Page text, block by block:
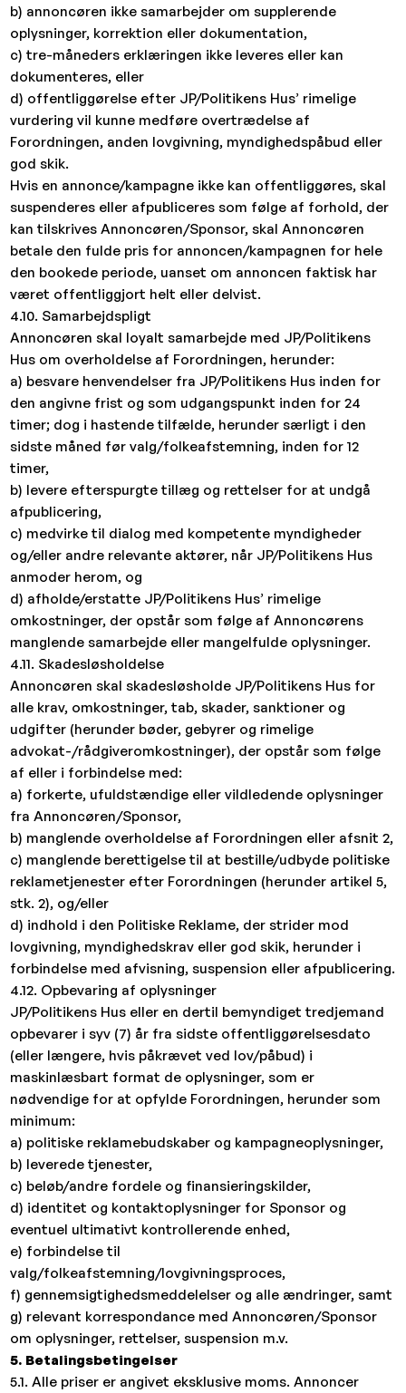
b) annoncøren ikke samarbejder om supplerende
oplysninger, korrektion eller dokumentation,
c) tre-måneders erklæringen ikke leveres eller kan
dokumenteres, eller
d) offentliggørelse efter JP/Politikens Hus’ rimelige
vurdering vil kunne medføre overtrædelse af
Forordningen, anden lovgivning, myndighedspåbud eller
god skik.
Hvis en annonce/kampagne ikke kan offentliggøres, skal
suspenderes eller afpubliceres som følge af forhold, der
kan tilskrives Annoncøren/Sponsor, skal Annoncøren
betale den fulde pris for annoncen/kampagnen for hele
den bookede periode, uanset om annoncen faktisk har
været offentliggjort helt eller delvist.
4.10. Samarbejdspligt
Annoncøren skal loyalt samarbejde med JP/Politikens
Hus om overholdelse af Forordningen, herunder:
a) besvare henvendelser fra JP/Politikens Hus inden for
den angivne frist og som udgangspunkt inden for 24
timer; dog i hastende tilfælde, herunder særligt i den
sidste måned før valg/folkeafstemning, inden for 12
timer,
b) levere efterspurgte tillæg og rettelser for at undgå
afpublicering,
c) medvirke til dialog med kompetente myndigheder
og/eller andre relevante aktører, når JP/Politikens Hus
anmoder herom, og
d) afholde/erstatte JP/Politikens Hus’ rimelige
omkostninger, der opstår som følge af Annoncørens
manglende samarbejde eller mangelfulde oplysninger.
4.11. Skadesløsholdelse
Annoncøren skal skadesløsholde JP/Politikens Hus for
alle krav, omkostninger, tab, skader, sanktioner og
udgifter (herunder bøder, gebyrer og rimelige
advokat-/rådgiveromkostninger), der opstår som følge
af eller i forbindelse med:
a) forkerte, ufuldstændige eller vildledende oplysninger
fra Annoncøren/Sponsor,
b) manglende overholdelse af Forordningen eller afsnit 2,
c) manglende berettigelse til at bestille/udbyde politiske
reklametjenester efter Forordningen (herunder artikel 5,
stk. 2), og/eller
d) indhold i den Politiske Reklame, der strider mod
lovgivning, myndighedskrav eller god skik, herunder i
forbindelse med afvisning, suspension eller afpublicering.
4.12. Opbevaring af oplysninger
JP/Politikens Hus eller en dertil bemyndiget tredjemand
opbevarer i syv (7) år fra sidste offentliggørelsesdato
(eller længere, hvis påkrævet ved lov/påbud) i
maskinlæsbart format de oplysninger, som er
nødvendige for at opfylde Forordningen, herunder som
minimum:
a) politiske reklamebudskaber og kampagneoplysninger,
b) leverede tjenester,
c) beløb/andre fordele og finansieringskilder,
d) identitet og kontaktoplysninger for Sponsor og
eventuel ultimativt kontrollerende enhed,
e) forbindelse til
valg/folkeafstemning/lovgivningsproces,
f) gennemsigtighedsmeddelelser og alle ændringer, samt
g) relevant korrespondance med Annoncøren/Sponsor
om oplysninger, rettelser, suspension m.v.
5. Betalingsbetingelser
5.1. Alle priser er angivet eksklusive moms. Annoncer